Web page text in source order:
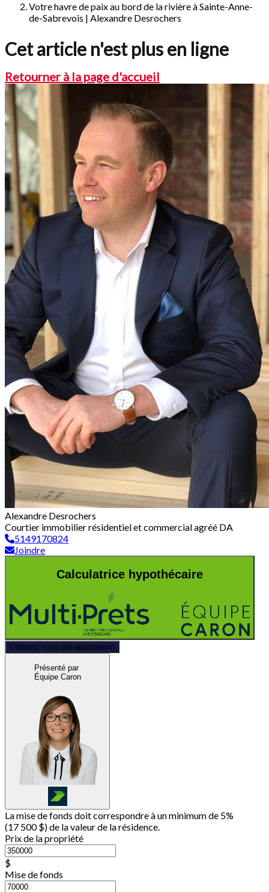
Votre havre de paix au bord de la rivière à Sainte-Anne-
de-Sabrevois | Alexandre Desrochers
Cet article n'est plus en ligne
Retourner à la page d'accueil
Alexandre Desrochers
Courtier immobilier résidentiel et commercial agréé DA
5149170824
Joindre
Calculatrice hypothécaire
Obtenez votre pré-approbation
Présenté par
Équipe Caron
La mise de fonds doit correspondre à un minimum de 5%
(17 500 $) de la valeur de la résidence.
Prix de la propriété
$
Mise de fonds